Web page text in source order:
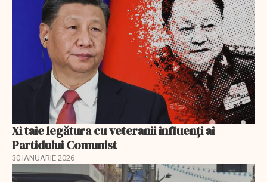
Xi taie legătura cu veteranii influenți ai
Partidului Comunist
30 IANUARIE 2026